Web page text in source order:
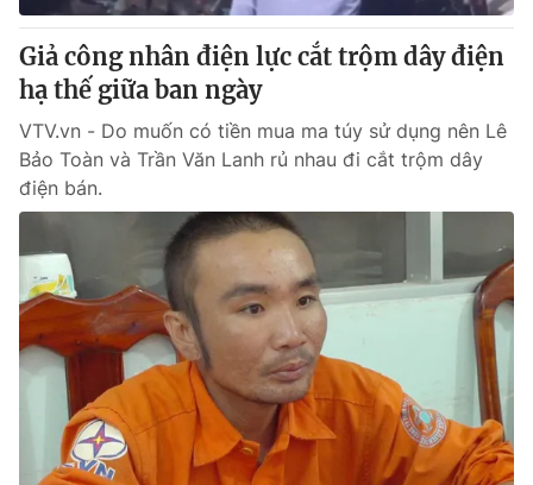
Giấy phép hoạt động báo in và báo điện tử số 483/GP-BTTTT
Tổng Biên tập:Vũ Thanh Thủy
Phó Tổng Biên tập:
Nguyễn Thị Mỹ Hạnh, Phạm Quốc Thắng,
Nguyễn Trọng Ninh
Tổng đài VTV: 024.38 355 931 - 024.38 355 932
Ðiện thoại Thời báo VTV:
toasoan@vtv.vn
Liên hệ quảng cáo:
024-7300.7108
Giả công nhân điện lực cắt trộm dây điện
hạ thế giữa ban ngày
VTV.vn - Do muốn có tiền mua ma túy sử dụng nên Lê
Bảo Toàn và Trần Văn Lanh rủ nhau đi cắt trộm dây
điện bán.